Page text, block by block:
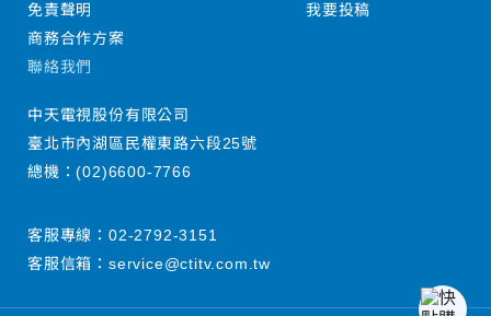
免責聲明
商務合作方案
我要投稿
聯絡我們
中天電視股份有限公司
臺北市內湖區民權東路六段25號
總機：(02)6600-7766
客服專線： 02-2792-3151
客服信箱： service@ctitv.com.tw